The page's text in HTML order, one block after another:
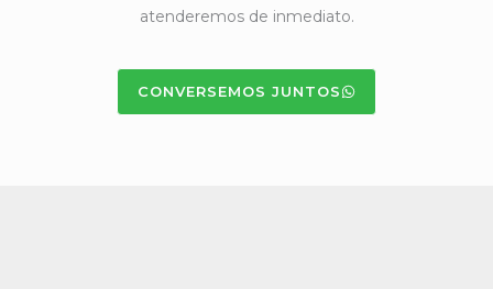
atenderemos de inmediato.
CONVERSEMOS JUNTOS